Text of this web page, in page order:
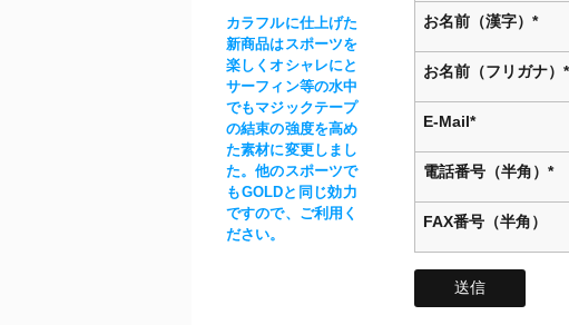
お名前（漢字）*
お名前（フリガナ）*
E-Mail*
電話番号（半角）*
FAX番号（半角）
カラフルに仕上げた
新商品はスポーツを
楽しくオシャレにと
サーフィン等の水中
でもマジックテープ
の結束の強度を高め
た素材に変更しまし
た。他のスポーツで
もGOLDと同じ効力
ですので、ご利用く
ださい。